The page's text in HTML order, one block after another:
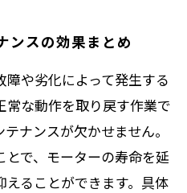
ンスの効果まとめ
や劣化によって発生する
常な動作を取り戻す作業で
ナンスが欠かせません。
で、モーターの寿命を延
ることができます。具体